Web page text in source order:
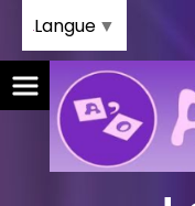
Langue ▼